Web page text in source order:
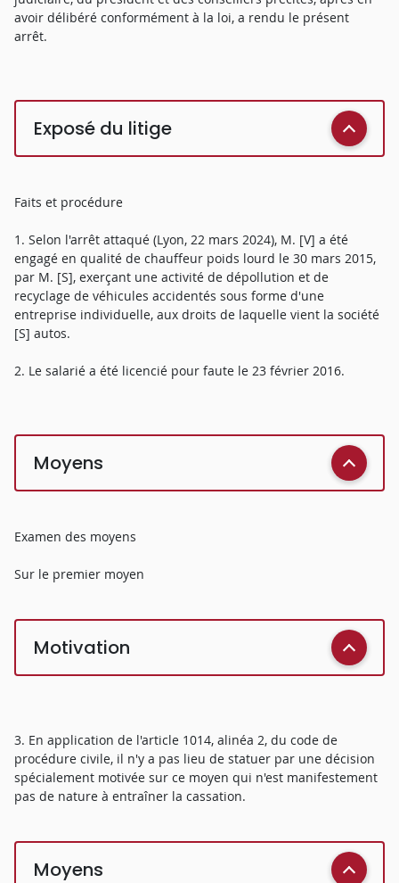
avoir délibéré conformément à la loi, a rendu le présent
arrêt.
Exposé du litige
Faits et procédure
1. Selon l'arrêt attaqué (Lyon, 22 mars 2024), M. [V] a été
engagé en qualité de chauffeur poids lourd le 30 mars 2015,
par M. [S], exerçant une activité de dépollution et de
recyclage de véhicules accidentés sous forme d'une
entreprise individuelle, aux droits de laquelle vient la société
[S] autos.
2. Le salarié a été licencié pour faute le 23 février 2016.
Moyens
Examen des moyens
Sur le premier moyen
Motivation
3. En application de l'article 1014, alinéa 2, du code de
procédure civile, il n'y a pas lieu de statuer par une décision
spécialement motivée sur ce moyen qui n'est manifestement
pas de nature à entraîner la cassation.
Moyens